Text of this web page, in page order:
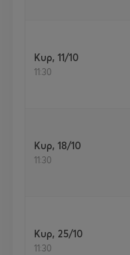
Κυρ, 11/10
11:30
Κυρ, 18/10
11:30
Κυρ, 25/10
11:30